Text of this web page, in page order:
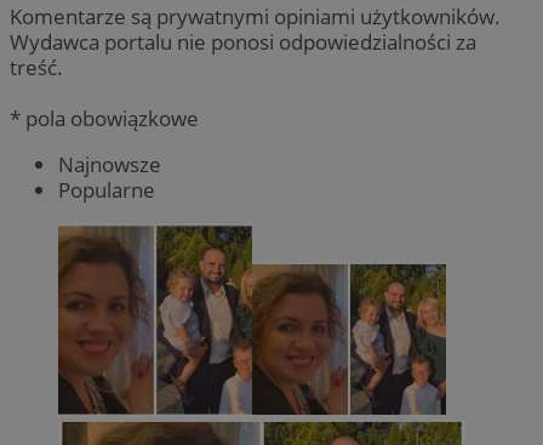
Komentarze są prywatnymi opiniami użytkowników.
Wydawca portalu nie ponosi odpowiedzialności za
treść.
* pola obowiązkowe
Najnowsze
Popularne